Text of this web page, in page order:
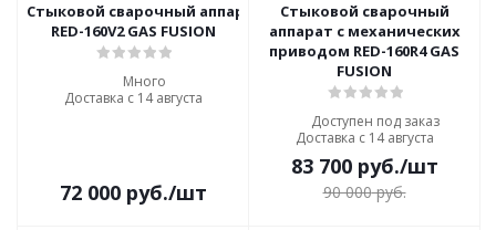
Стыковой сварочный аппарат с механическим приводом
RED-160V2 GAS FUSION
Много
Доставка с 14 августа
72 000руб./шт
Стыковой сварочный
аппарат с механических
приводом RED-160R4 GAS
FUSION
Доступен под заказ
Доставка с 14 августа
83 700руб./шт
90 000руб.